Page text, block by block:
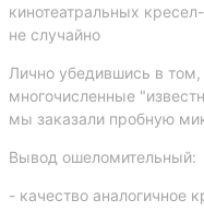
кинотеатральных
не случайно
Лично убедившись в
многочисленные
мы заказали пробную
Вывод ошеломительный:
- качество аналогичное